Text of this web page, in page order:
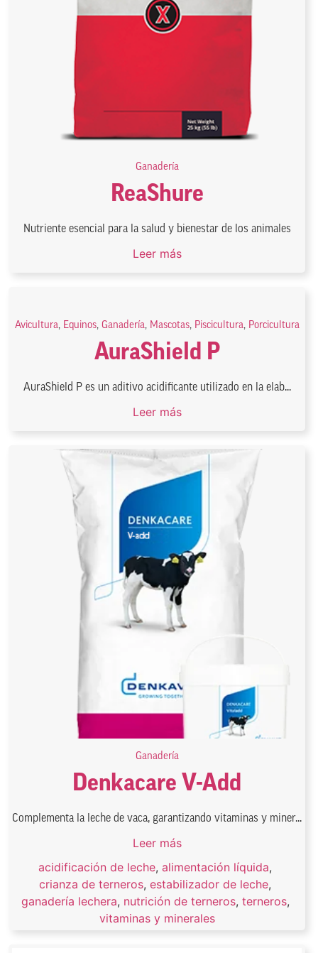
Ganadería
ReaShure
Nutriente esencial para la salud y bienestar de los animales
Leer más
Avicultura, Equinos, Ganadería, Mascotas, Piscicultura, Porcicultura
AuraShield P
AuraShield P es un aditivo acidificante utilizado en la elab...
Leer más
Ganadería
Denkacare V-Add
Complementa la leche de vaca, garantizando vitaminas y miner...
Leer más
acidificación de leche, alimentación líquida,
crianza de terneros, estabilizador de leche,
ganadería lechera, nutrición de terneros, terneros,
vitaminas y minerales